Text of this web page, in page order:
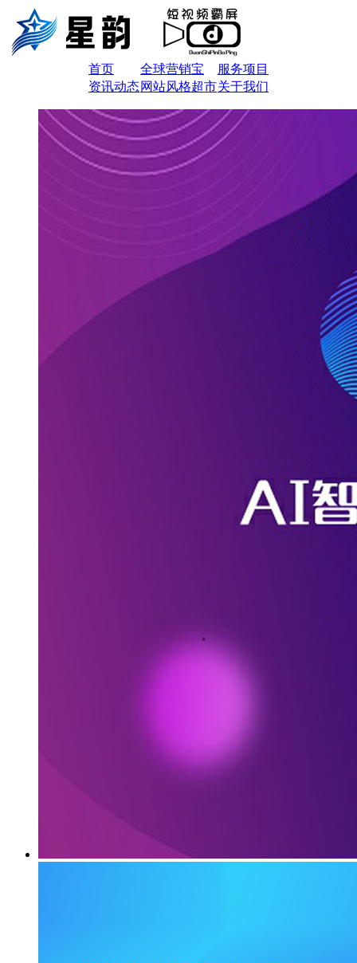
首页 全球营销宝
服务项目
资讯动态网站风格超市关于我们